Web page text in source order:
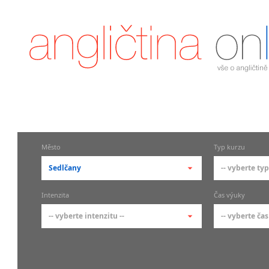
Město
Sedlčany
-- vyberte město --
pražské městské části
Typ kurzu
-- vyberte
-- vyberte
Intenzita
-- vyberte intenzitu --
Čas výuky
-- vyberte